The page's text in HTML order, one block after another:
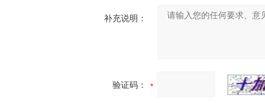
补充说明：
验证码：